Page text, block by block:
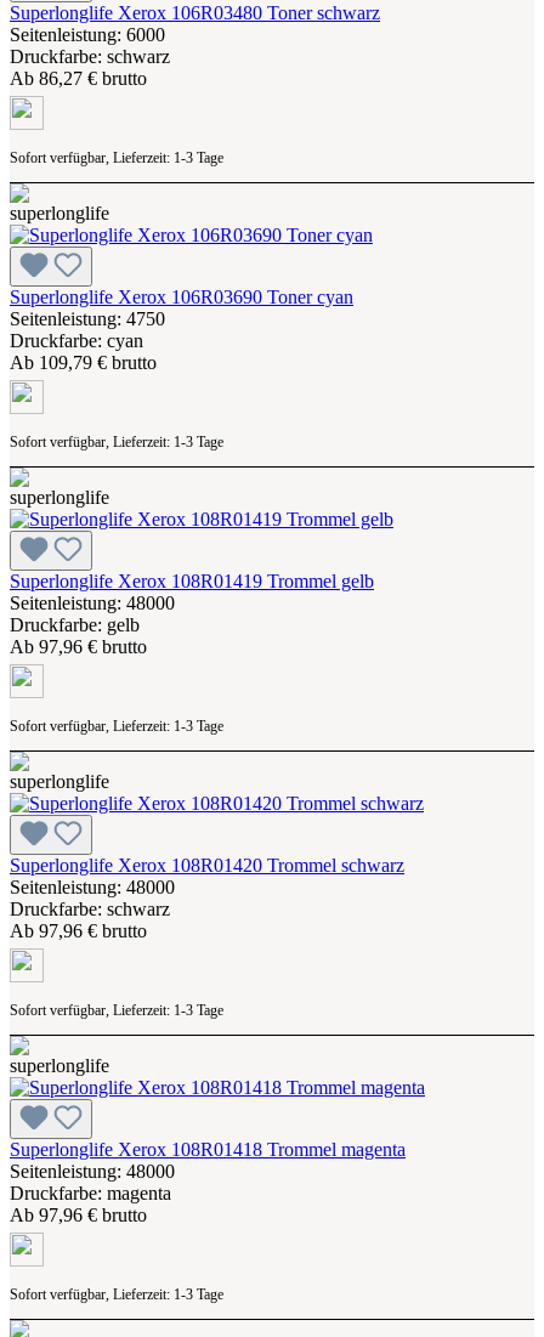
Superlonglife Xerox 106R03480 Toner schwarz
Seitenleistung: 6000
Druckfarbe: schwarz
Ab 86,27 € brutto
Sofort verfügbar, Lieferzeit: 1-3 Tage
Superlonglife Xerox 106R03690 Toner cyan
Seitenleistung: 4750
Druckfarbe: cyan
Ab 109,79 € brutto
Sofort verfügbar, Lieferzeit: 1-3 Tage
Superlonglife Xerox 108R01419 Trommel gelb
Seitenleistung: 48000
Druckfarbe: gelb
Ab 97,96 € brutto
Sofort verfügbar, Lieferzeit: 1-3 Tage
Superlonglife Xerox 108R01420 Trommel schwarz
Seitenleistung: 48000
Druckfarbe: schwarz
Ab 97,96 € brutto
Sofort verfügbar, Lieferzeit: 1-3 Tage
Superlonglife Xerox 108R01418 Trommel magenta
Seitenleistung: 48000
Druckfarbe: magenta
Ab 97,96 € brutto
Sofort verfügbar, Lieferzeit: 1-3 Tage